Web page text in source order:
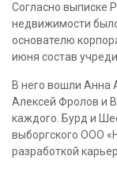
Согласно выписке
недвижимости
основателю
июня состав
В него вошли Анна
Алексей Фролов и
каждого. Бурд и
выборгского ООО
разработкой